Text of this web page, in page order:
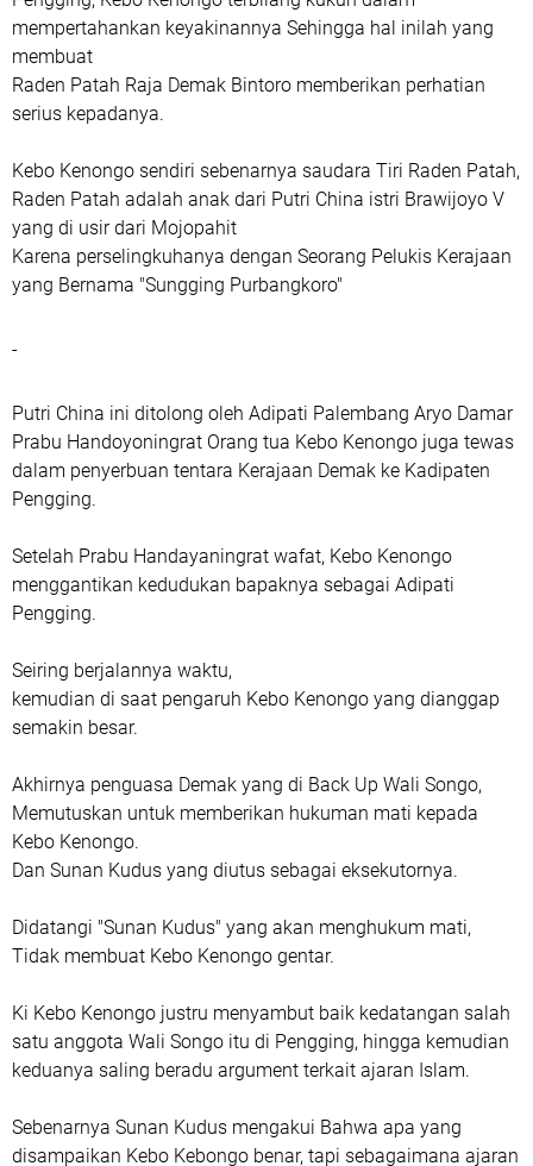
mempertahankan keyakinannya Sehingga hal inilah yang
membuat
Raden Patah Raja Demak Bintoro memberikan perhatian
serius kepadanya.
Kebo Kenongo sendiri sebenarnya saudara Tiri Raden Patah,
Raden Patah adalah anak dari Putri China istri Brawijoyo V
yang di usir dari Mojopahit
Karena perselingkuhanya dengan Seorang Pelukis Kerajaan
yang Bernama "Sungging Purbangkoro"
-
Putri China ini ditolong oleh Adipati Palembang Aryo Damar
Prabu Handoyoningrat Orang tua Kebo Kenongo juga tewas
dalam penyerbuan tentara Kerajaan Demak ke Kadipaten
Pengging.
Setelah Prabu Handayaningrat wafat, Kebo Kenongo
menggantikan kedudukan bapaknya sebagai Adipati
Pengging.
Seiring berjalannya waktu,
kemudian di saat pengaruh Kebo Kenongo yang dianggap
semakin besar.
Akhirnya penguasa Demak yang di Back Up Wali Songo,
Memutuskan untuk memberikan hukuman mati kepada
Kebo Kenongo.
Dan Sunan Kudus yang diutus sebagai eksekutornya.
Didatangi "Sunan Kudus" yang akan menghukum mati,
Tidak membuat Kebo Kenongo gentar.
Ki Kebo Kenongo justru menyambut baik kedatangan salah
satu anggota Wali Songo itu di Pengging, hingga kemudian
keduanya saling beradu argument terkait ajaran Islam.
Sebenarnya Sunan Kudus mengakui Bahwa apa yang
disampaikan Kebo Kebongo benar, tapi sebagaimana ajaran